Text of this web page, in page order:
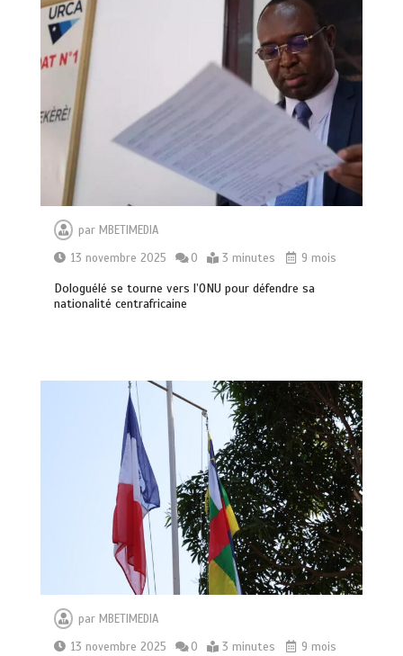
par MBETIMEDIA
13 novembre 2025
0 3 minutes 9 mois
Dologuélé se tourne vers l’ONU pour défendre sa
nationalité centrafricaine
parMBETIMEDIA
13 novembre 2025
0 3 minutes 9 mois